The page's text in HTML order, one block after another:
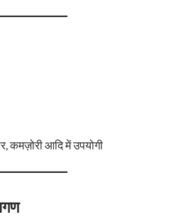
कमज़ोरी आदि में उपयोगी